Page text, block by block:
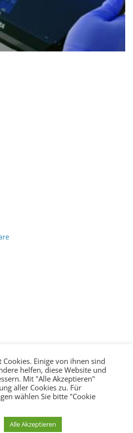
© 2026BarcodeBlog
Cookies. Einige von ihnen sind
helfen, diese Website und
Mit "Alle Akzeptieren"
aller Cookies zu. Für
wählen Sie bitte "Cookie
Alle Akzeptieren